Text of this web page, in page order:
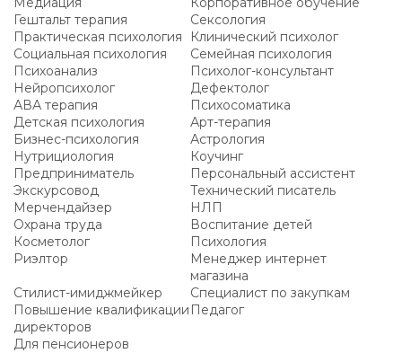
Гештальт терапия
Сексология
Практическая психология
Клинический психолог
Социальная психология
Семейная психология
Психоанализ
Психолог-консультант
Нейропсихолог
Дефектолог
АВА терапия
Психосоматика
Детская психология
Арт-терапия
Бизнес-психология
Астрология
Нутрициология
Коучинг
Предприниматель
Персональный ассистент
Экскурсовод
Технический писатель
Мерчендайзер
НЛП
Охрана труда
Воспитание детей
Косметолог
Психология
Риэлтор
Менеджер интернет
магазина
Стилист-имиджмейкер
Специалист по закупкам
Повышение квалификации
директоров
Педагог
Для пенсионеров